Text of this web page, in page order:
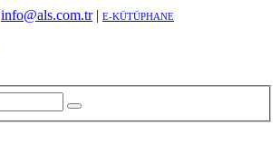
info@als.com.tr| E-KÜTÜPHANE